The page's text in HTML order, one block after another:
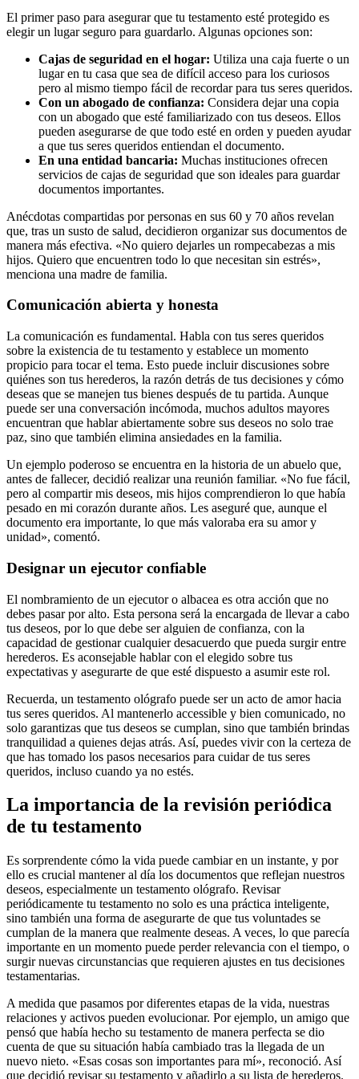
El primer paso para asegurar que tu testamento esté protegido es
elegir un lugar seguro para guardarlo. Algunas opciones son:
Cajas de seguridad en el hogar: Utiliza una caja fuerte o un
lugar en tu casa que sea de difícil acceso para los curiosos
pero al mismo tiempo fácil de recordar para tus seres queridos.
Con un abogado de confianza: Considera dejar una copia
con un abogado que esté familiarizado con tus deseos. Ellos
pueden asegurarse de que todo esté en orden y pueden ayudar
a que tus seres queridos entiendan el documento.
En una entidad bancaria: Muchas instituciones ofrecen
servicios de cajas de seguridad que son ideales para guardar
documentos importantes.
Anécdotas compartidas por personas en sus 60 y 70 años revelan
que, tras un susto de salud, decidieron organizar sus documentos de
manera más efectiva. «No quiero dejarles un rompecabezas a mis
hijos. Quiero que encuentren todo lo que necesitan sin estrés»,
menciona una madre de familia.
Comunicación abierta y honesta
La comunicación es fundamental. Habla con tus seres queridos
sobre la existencia de tu testamento y establece un momento
propicio para tocar el tema. Esto puede incluir discusiones sobre
quiénes son tus herederos, la razón detrás de tus decisiones y cómo
deseas que se manejen tus bienes después de tu partida. Aunque
puede ser una conversación incómoda, muchos adultos mayores
encuentran que hablar abiertamente sobre sus deseos no solo trae
paz, sino que también elimina ansiedades en la familia.
Un ejemplo poderoso se encuentra en la historia de un abuelo que,
antes de fallecer, decidió realizar una reunión familiar. «No fue fácil,
pero al compartir mis deseos, mis hijos comprendieron lo que había
pesado en mi corazón durante años. Les aseguré que, aunque el
documento era importante, lo que más valoraba era su amor y
unidad», comentó.
Designar un ejecutor confiable
El nombramiento de un ejecutor o albacea es otra acción que no
debes pasar por alto. Esta persona será la encargada de llevar a cabo
tus deseos, por lo que debe ser alguien de confianza, con la
capacidad de gestionar cualquier desacuerdo que pueda surgir entre
herederos. Es aconsejable hablar con el elegido sobre tus
expectativas y asegurarte de que esté dispuesto a asumir este rol.
Recuerda, un testamento ológrafo puede ser un acto de amor hacia
tus seres queridos. Al mantenerlo accessible y bien comunicado, no
solo garantizas que tus deseos se cumplan, sino que también brindas
tranquilidad a quienes dejas atrás. Así, puedes vivir con la certeza de
que has tomado los pasos necesarios para cuidar de tus seres
queridos, incluso cuando ya no estés.
La importancia de la revisión periódica
de tu testamento
Es sorprendente cómo la vida puede cambiar en un instante, y por
ello es crucial mantener al día los documentos que reflejan nuestros
deseos, especialmente un testamento ológrafo. Revisar
periódicamente tu testamento no solo es una práctica inteligente,
sino también una forma de asegurarte de que tus voluntades se
cumplan de la manera que realmente deseas. A veces, lo que parecía
importante en un momento puede perder relevancia con el tiempo, o
surgir nuevas circunstancias que requieren ajustes en tus decisiones
testamentarias.
A medida que pasamos por diferentes etapas de la vida, nuestras
relaciones y activos pueden evolucionar. Por ejemplo, un amigo que
pensó que había hecho su testamento de manera perfecta se dio
cuenta de que su situación había cambiado tras la llegada de un
nuevo nieto. «Esas cosas son importantes para mí», reconoció. Así
que decidió revisar su testamento y añadirlo a su lista de herederos.